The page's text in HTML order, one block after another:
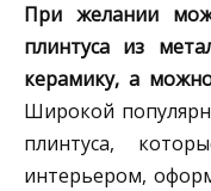
При желании
плинтуса из
керамику, а
Широкой
плинтуса,
интерьером,